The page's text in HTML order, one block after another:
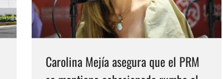
Carolina Mejía asegura que el PRM